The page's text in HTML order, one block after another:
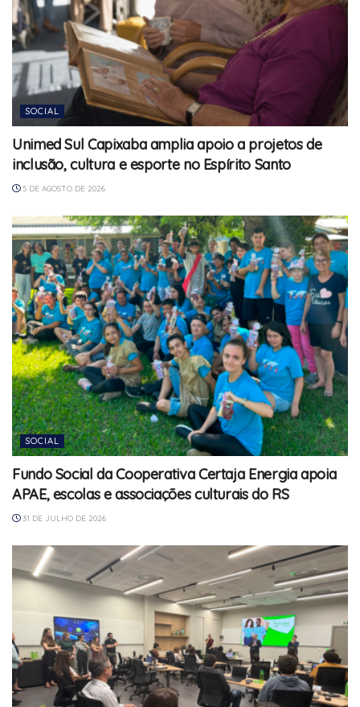
SOCIAL
Unimed Sul Capixaba amplia apoio a projetos de
inclusão, cultura e esporte no Espírito Santo
5 DE AGOSTO DE 2026
SOCIAL
Fundo Social da Cooperativa Certaja Energia apoia
APAE, escolas e associações culturais do RS
31 DE JULHO DE 2026